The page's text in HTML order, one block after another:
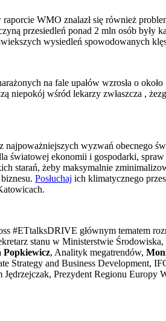
WMO znalazł się również
przesiedleń ponad 2 mln osób
wysiedleń spowodowanych
na fale upałów wzrosła o
niepokój wśród lekarzy zwłaszcza ,
wyzwań obecnego
światowej ekonomii i gospodarki,
starań, żeby maksymalnie
Posłuchaj ich klimatycznego
#ETtalksDRIVE głównym tematem
stanu w Ministerstwie Środowiska,
Popkiewicz, Analityk megatrendów,
Strategy and Business Development,
Prezydent Regionu Europy